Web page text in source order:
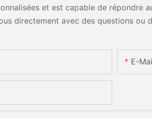
et est capable de répondre
directement avec des questions ou
E-